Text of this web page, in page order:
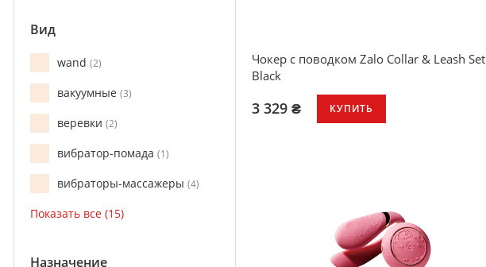
Чокер с поводком Zalo Collar & Leash Set
Black
3 329 ₴ КУПИТЬ
Вид
wand 2
вакуумные 3
веревки 2
вибратор-помада 1
вибраторы-массажеры 4
Назначение